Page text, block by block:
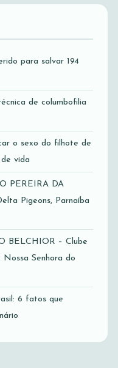
para salvar 194
de columbofilia
o sexo do filhote de
vida
PEREIRA DA
Pigeons, Parnaíba
BELCHIOR – Clube
Nossa Senhora do
6 fatos que